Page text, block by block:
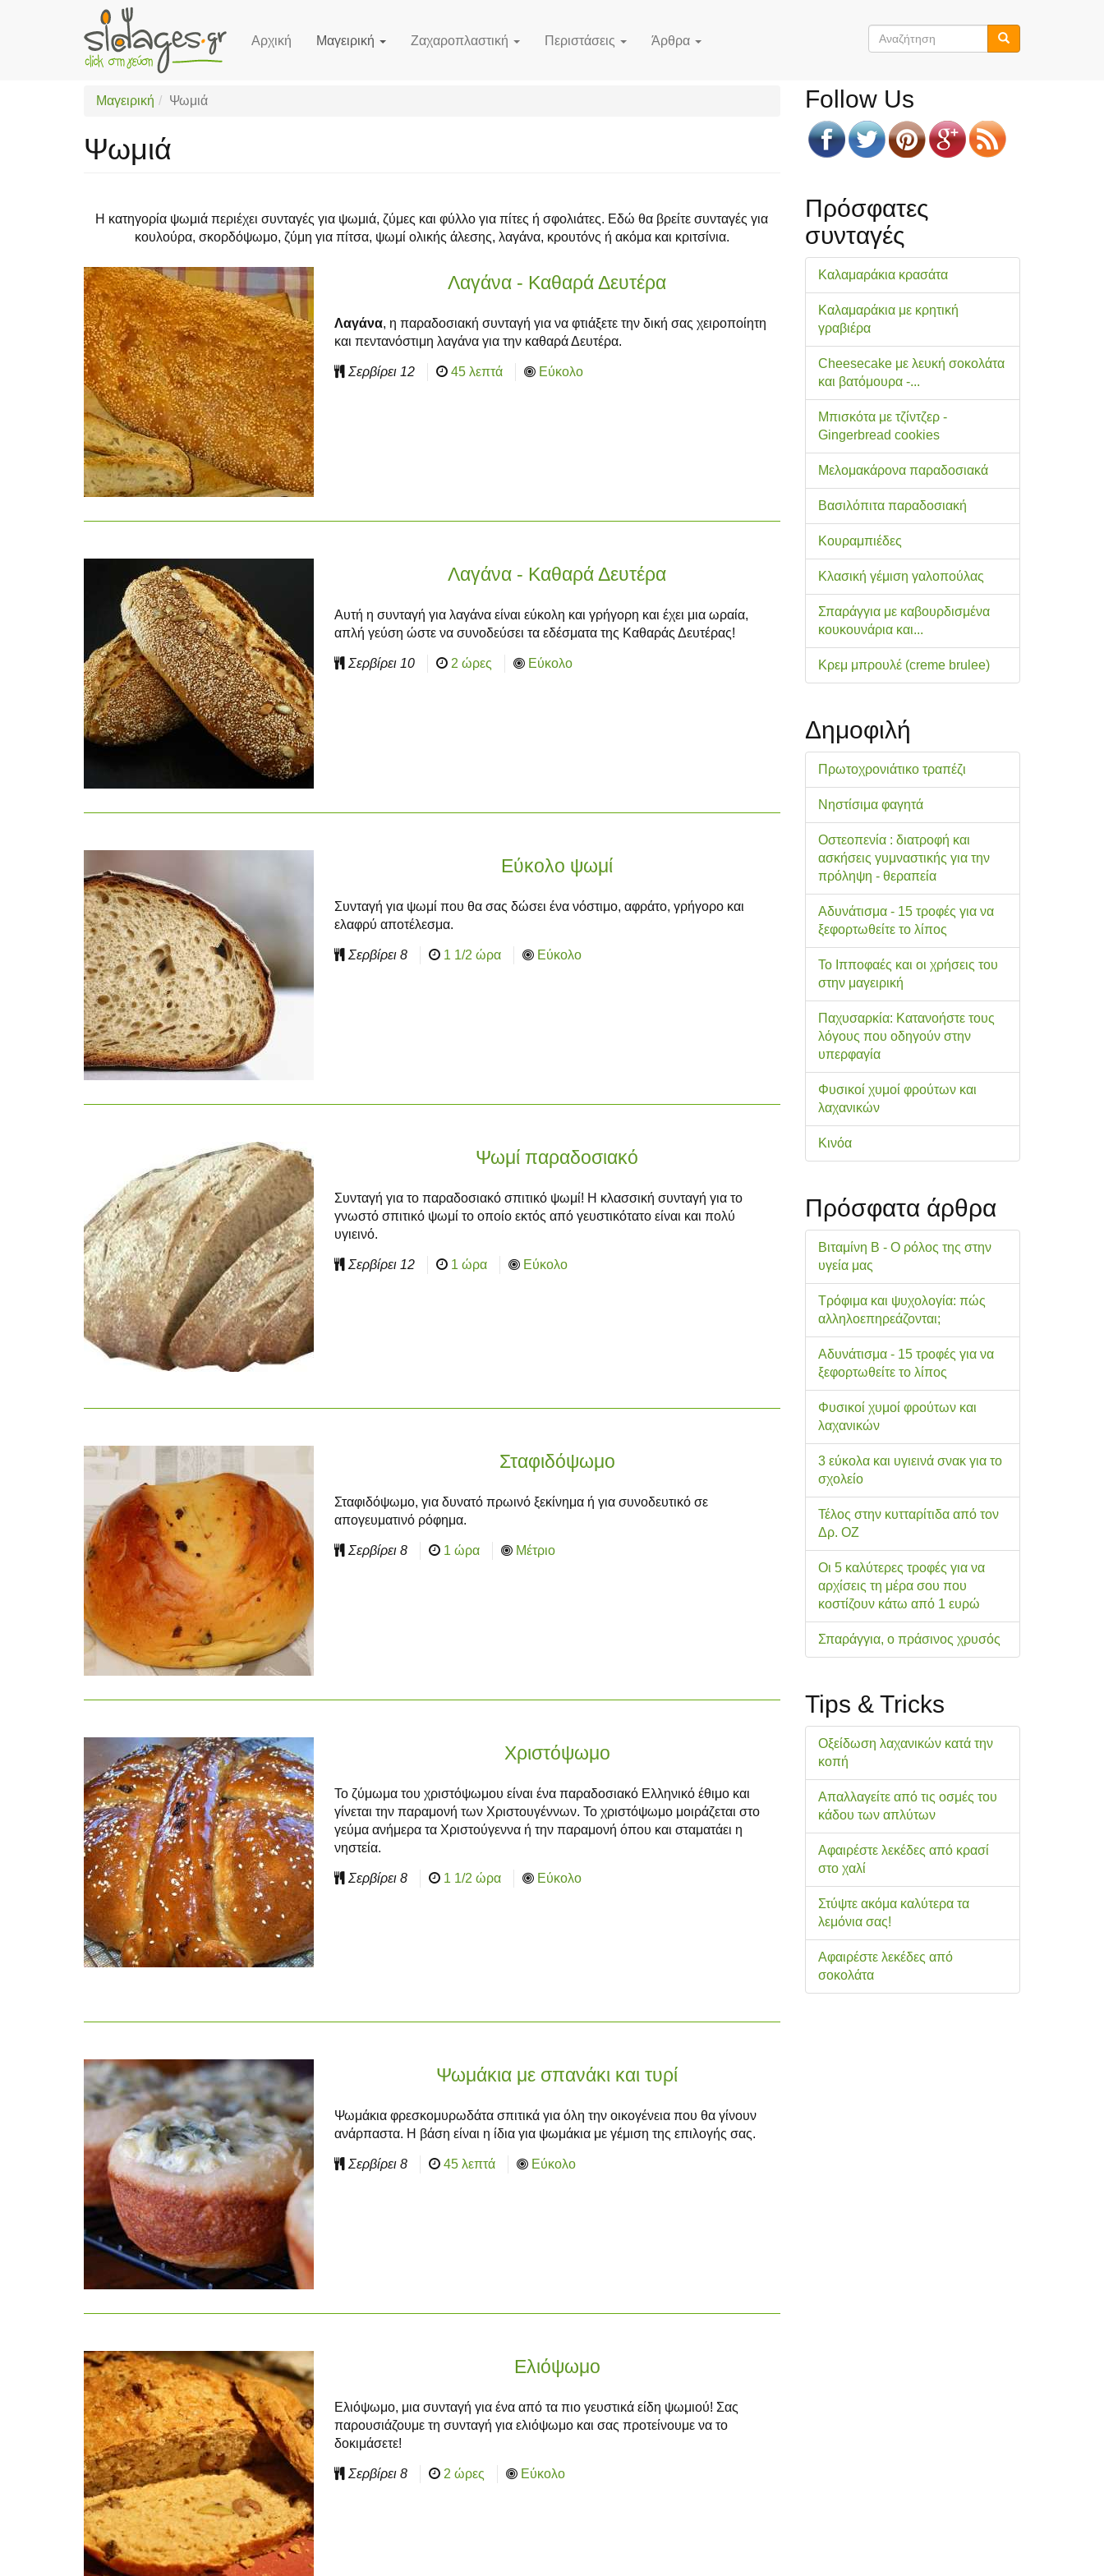
Αρχική Μαγειρική Ζαχαροπλαστική Περιστάσεις Άρθρα
Φόρμα
Μαγειρική Ψωμιά
Ψωμιά
Η κατηγορία ψωμιά περιέχει συνταγές για ψωμιά, ζύμες και φύλλο για πίτες ή σφολιάτες. Εδώ θα βρείτε συνταγές για
κουλούρα, σκορδόψωμο, ζύμη για πίτσα, ψωμί ολικής άλεσης, λαγάνα, κρουτόνς ή ακόμα και κριτσίνια.
Λαγάνα - Καθαρά Δευτέρα
Λαγάνα, η παραδοσιακή συνταγή για να φτιάξετε την δική σας χειροποίητη
και πεντανόστιμη λαγάνα για την καθαρά Δευτέρα.
Σερβίρει 12 45 λεπτά Εύκολο
Λαγάνα - Καθαρά Δευτέρα
Αυτή η συνταγή για λαγάνα είναι εύκολη και γρήγορη και έχει μια ωραία,
απλή γεύση ώστε να συνοδεύσει τα εδέσματα της Καθαράς Δευτέρας!
Σερβίρει 10 2 ώρες Εύκολο
Εύκολο ψωμί
Συνταγή για ψωμί που θα σας δώσει ένα νόστιμο, αφράτο, γρήγορο και
ελαφρύ αποτέλεσμα.
Σερβίρει 8 1 1/2 ώρα Εύκολο
Ψωμί παραδοσιακό
Συνταγή για το παραδοσιακό σπιτικό ψωμί! Η κλασσική συνταγή για το
γνωστό σπιτικό ψωμί το οποίο εκτός από γευστικότατο είναι και πολύ
υγιεινό.
Σερβίρει 12 1 ώρα Εύκολο
Σταφιδόψωμο
Σταφιδόψωμο, για δυνατό πρωινό ξεκίνημα ή για συνοδευτικό σε
απογευματινό ρόφημα.
Σερβίρει 8 1 ώρα Μέτριο
Χριστόψωμο
Το ζύμωμα του χριστόψωμου είναι ένα παραδοσιακό Ελληνικό έθιμο και
γίνεται την παραμονή των Χριστουγέννων. Το χριστόψωμο μοιράζεται στο
γεύμα ανήμερα τα Χριστούγεννα ή την παραμονή όπου και σταματάει η
νηστεία.
Σερβίρει 8 1 1/2 ώρα Εύκολο
Ψωμάκια με σπανάκι και τυρί
Ψωμάκια φρεσκομυρωδάτα σπιτικά για όλη την οικογένεια που θα γίνουν
ανάρπαστα. Η βάση είναι η ίδια για ψωμάκια με γέμιση της επιλογής σας.
Σερβίρει 8 45 λεπτά Εύκολο
Ελιόψωμο
Ελιόψωμο, μια συνταγή για ένα από τα πιο γευστικά είδη ψωμιού! Σας
παρουσιάζουμε τη συνταγή για ελιόψωμο και σας προτείνουμε να το
δοκιμάσετε!
Σερβίρει 8 2 ώρες Εύκολο
Follow Us
Πρόσφατες
συνταγές
Καλαμαράκια κρασάτα
Καλαμαράκια με κρητική
γραβιέρα
Cheesecake με λευκή σοκολάτα
και βατόμουρα -...
Μπισκότα με τζίντζερ -
Gingerbread cookies
Μελομακάρονα παραδοσιακά
Βασιλόπιτα παραδοσιακή
Κουραμπιέδες
Κλασική γέμιση γαλοπούλας
Σπαράγγια με καβουρδισμένα
κουκουνάρια και...
Κρεμ μπρουλέ (creme brulee)
Δημοφιλή
Πρωτοχρονιάτικο τραπέζι
Νηστίσιμα φαγητά
Οστεοπενία : διατροφή και
ασκήσεις γυμναστικής για την
πρόληψη - θεραπεία
Αδυνάτισμα - 15 τροφές για να
ξεφορτωθείτε το λίπος
Το Ιπποφαές και οι χρήσεις του
στην μαγειρική
Παχυσαρκία: Κατανοήστε τους
λόγους που οδηγούν στην
υπερφαγία
Φυσικοί χυμοί φρούτων και
λαχανικών
Κινόα
Πρόσφατα άρθρα
Βιταμίνη Β - Ο ρόλος της στην
υγεία μας
Τρόφιμα και ψυχολογία: πώς
αλληλοεπηρεάζονται;
Αδυνάτισμα - 15 τροφές για να
ξεφορτωθείτε το λίπος
Φυσικοί χυμοί φρούτων και
λαχανικών
3 εύκολα και υγιεινά σνακ για το
σχολείo
Τέλος στην κυτταρίτιδα από τον
Δρ. ΟΖ
Οι 5 καλύτερες τροφές για να
αρχίσεις τη μέρα σου που
κοστίζουν κάτω από 1 ευρώ
Σπαράγγια, ο πράσινος χρυσός
Tips & Tricks
Οξείδωση λαχανικών κατά την
κοπή
Απαλλαγείτε από τις οσμές του
κάδου των απλύτων
Αφαιρέστε λεκέδες από κρασί
στο χαλί
Στύψτε ακόμα καλύτερα τα
λεμόνια σας!
Αφαιρέστε λεκέδες από
σοκολάτα